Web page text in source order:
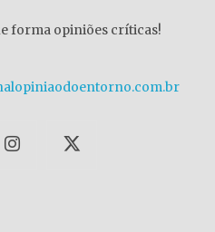
forma opiniões críticas!